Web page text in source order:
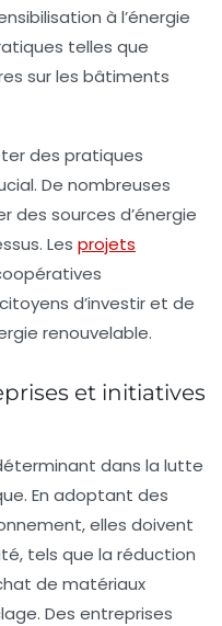
à l’énergie
telles que
sur les bâtiments
des pratiques
De nombreuses
des sources d’énergie
Les projets
d’investir et de
renouvelable.
et initiatives
dans la lutte
En adoptant des
elles doivent
tels que la réduction
de matériaux
Des entreprises